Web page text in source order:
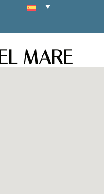
MARE